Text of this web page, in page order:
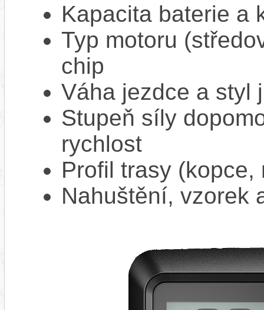
Kapacita baterie a
Typ motoru
chip
Váha jezdce a styl
Stupeň síly
rychlost
Profil trasy
Nahuštění, vzorek